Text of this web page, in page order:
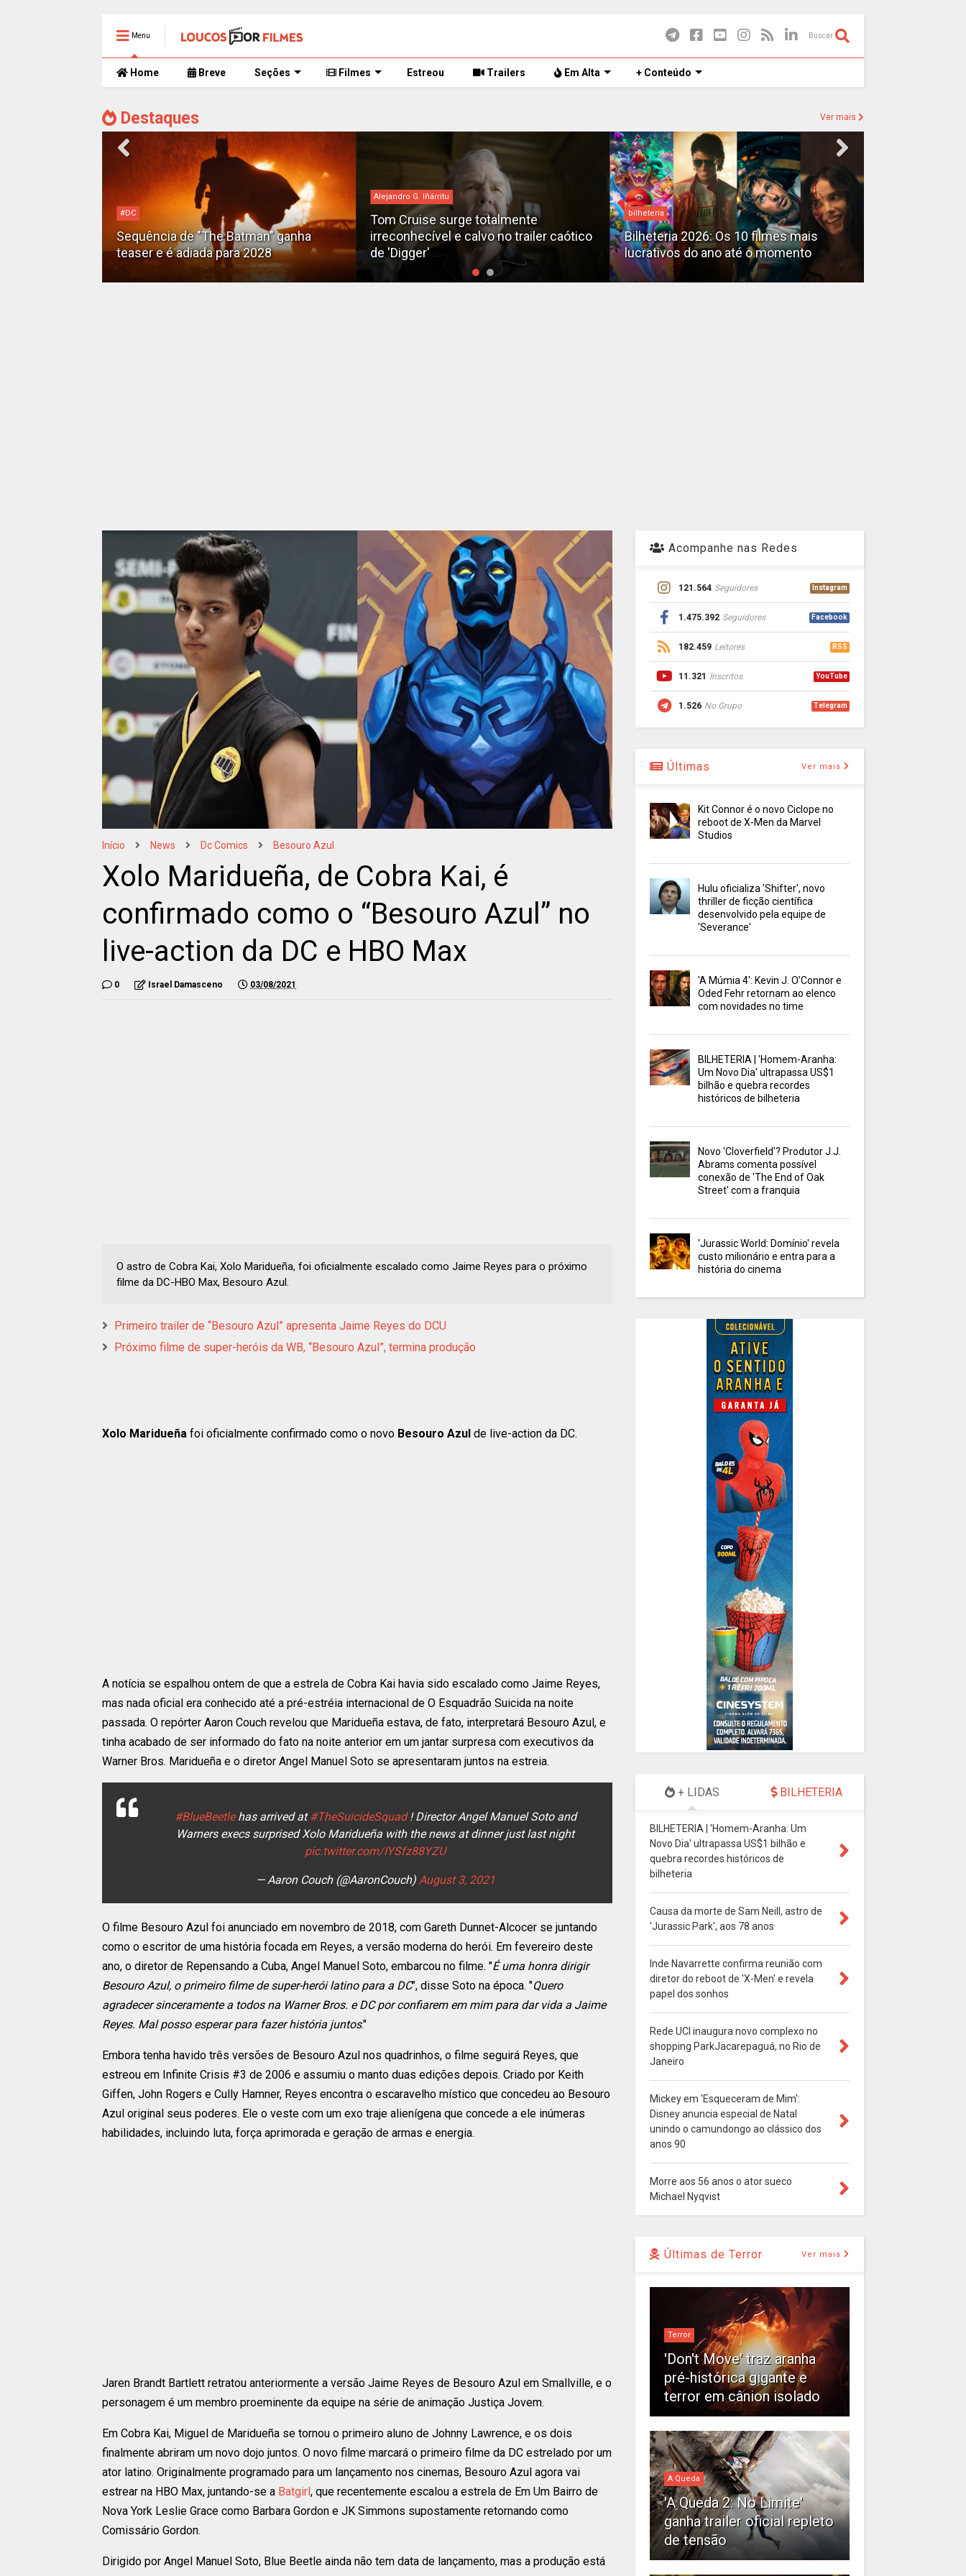
Menu Buscar
Home Breve Seções Filmes Estreou Trailers Em Alta + Conteúdo
Destaques Ver mais
#DC
Sequência de "The Batman" ganha
teaser e é adiada para 2028
Alejandro G. Iñárritu
Tom Cruise surge totalmente
irreconhecível e calvo no trailer caótico
de 'Digger'
bilheteria
Bilheteria 2026: Os 10 filmes mais
lucrativos do ano até o momento
Início News Dc Comics Besouro Azul
Xolo Maridueña, de Cobra Kai, é
confirmado como o “Besouro Azul” no
live-action da DC e HBO Max
0 Israel Damasceno 03/08/2021
O astro de Cobra Kai, Xolo Maridueña, foi oficialmente escalado como Jaime Reyes para o próximo
filme da DC-HBO Max, Besouro Azul.
Primeiro trailer de “Besouro Azul” apresenta Jaime Reyes do DCU
Próximo filme de super-heróis da WB, “Besouro Azul”, termina produção
Xolo Maridueña foi oficialmente confirmado como o novo Besouro Azul de live-action da DC.
A notícia se espalhou ontem de que a estrela de Cobra Kai havia sido escalado como Jaime Reyes,
mas nada oficial era conhecido até a pré-estréia internacional de O Esquadrão Suicida na noite
passada. O repórter Aaron Couch revelou que Maridueña estava, de fato, interpretará Besouro Azul, e
tinha acabado de ser informado do fato na noite anterior em um jantar surpresa com executivos da
Warner Bros. Maridueña e o diretor Angel Manuel Soto se apresentaram juntos na estreia.
#BlueBeetlehas arrived at #TheSuicideSquad! Director Angel Manuel Soto and
Warners execs surprised Xolo Maridueña with the news at dinner just last night
pic.twitter.com/IYSfz88YZU
— Aaron Couch (@AaronCouch) August 3, 2021
O filme Besouro Azul foi anunciado em novembro de 2018, com Gareth Dunnet-Alcocer se juntando
como o escritor de uma história focada em Reyes, a versão moderna do herói. Em fevereiro deste
ano, o diretor de Repensando a Cuba, Angel Manuel Soto, embarcou no filme. "É uma honra dirigir
Besouro Azul, o primeiro filme de super-herói latino para a DC", disse Soto na época. "Quero
agradecer sinceramente a todos na Warner Bros. e DC por confiarem em mim para dar vida a Jaime
Reyes. Mal posso esperar para fazer história juntos."
Embora tenha havido três versões de Besouro Azul nos quadrinhos, o filme seguirá Reyes, que
estreou em Infinite Crisis #3 de 2006 e assumiu o manto duas edições depois. Criado por Keith
Giffen, John Rogers e Cully Hamner, Reyes encontra o escaravelho místico que concedeu ao Besouro
Azul original seus poderes. Ele o veste com um exo traje alienígena que concede a ele inúmeras
habilidades, incluindo luta, força aprimorada e geração de armas e energia.
Jaren Brandt Bartlett retratou anteriormente a versão Jaime Reyes de Besouro Azul em Smallville, e o
personagem é um membro proeminente da equipe na série de animação Justiça Jovem.
Em Cobra Kai, Miguel de Maridueña se tornou o primeiro aluno de Johnny Lawrence, e os dois
finalmente abriram um novo dojo juntos. O novo filme marcará o primeiro filme da DC estrelado por um
ator latino. Originalmente programado para um lançamento nos cinemas, Besouro Azul agora vai
estrear na HBO Max, juntando-se a Batgirl, que recentemente escalou a estrela de Em Um Bairro de
Nova York Leslie Grace como Barbara Gordon e JK Simmons supostamente retornando como
Comissário Gordon.
Dirigido por Angel Manuel Soto, Blue Beetle ainda não tem data de lançamento, mas a produção está
Acompanhe nas Redes
121.564 Seguidores Instagram
1.475.392 Seguidores Facebook
182.459 Leitores RSS
11.321 Inscritos YouTube
1.526 No Grupo Telegram
Últimas Ver mais
Kit Connor é o novo Ciclope no
reboot de X-Men da Marvel
Studios
Hulu oficializa 'Shifter', novo
thriller de ficção científica
desenvolvido pela equipe de
'Severance'
'A Múmia 4': Kevin J. O’Connor e
Oded Fehr retornam ao elenco
com novidades no time
BILHETERIA | 'Homem-Aranha:
Um Novo Dia' ultrapassa US$1
bilhão e quebra recordes
históricos de bilheteria
Novo 'Cloverfield'? Produtor J.J.
Abrams comenta possível
conexão de 'The End of Oak
Street' com a franquia
'Jurassic World: Domínio' revela
custo milionário e entra para a
história do cinema
+ LIDAS BILHETERIA
BILHETERIA | 'Homem-Aranha: Um
Novo Dia' ultrapassa US$1 bilhão e
quebra recordes históricos de
bilheteria
Causa da morte de Sam Neill, astro de
'Jurassic Park', aos 78 anos
Inde Navarrette confirma reunião com
diretor do reboot de 'X-Men' e revela
papel dos sonhos
Rede UCI inaugura novo complexo no
shopping ParkJacarepaguá, no Rio de
Janeiro
Mickey em 'Esqueceram de Mim':
Disney anuncia especial de Natal
unindo o camundongo ao clássico dos
anos 90
Morre aos 56 anos o ator sueco
Michael Nyqvist
Últimas de Terror Ver mais
Terror
'Don't Move' traz aranha
pré-histórica gigante e
terror em cânion isolado
A Queda
'A Queda 2: No Limite'
ganha trailer oficial repleto
de tensão